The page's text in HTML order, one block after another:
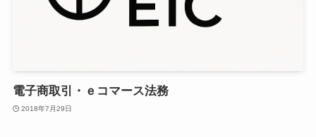
電子商取引・ｅコマース法務
2018年7月29日